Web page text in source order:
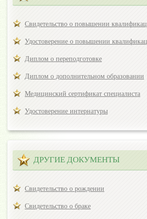
Свидетельство о повышении
Удостоверение о повышении
Диплом о переподготовке
Диплом о дополнительном образовании
Медицинский сертификат специалиста
Удостоверение интернатуры
ДРУГИЕ ДОКУМЕНТЫ
Свидетельство о рождении
Свидетельство о браке